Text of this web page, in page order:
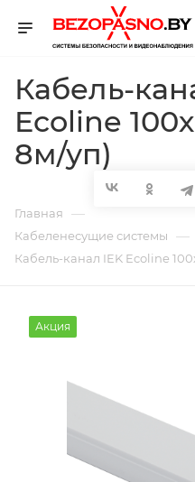
Кабель-
Ecoline
8м/уп)
Главная —
Кабеленесущие системы —
Кабель-канал IEK Ecoline
Акция